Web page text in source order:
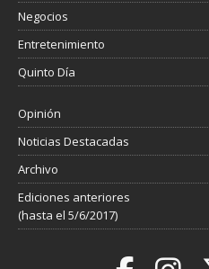
Negocios
Entretenimiento
Quinto Día
Opinión
Noticias Destacadas
Archivo
Ediciones anteriores
(hasta el 5/6/2017)